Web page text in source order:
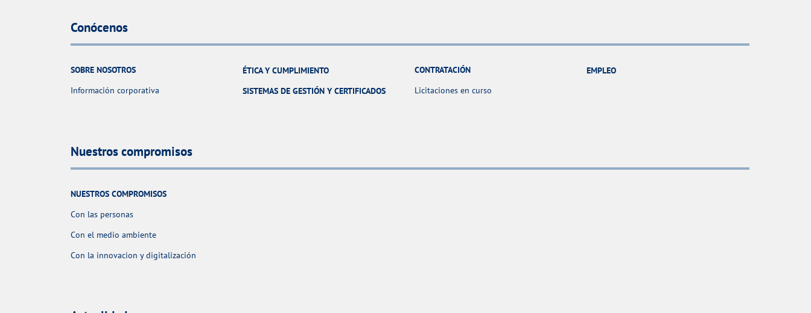
Conócenos
SOBRE NOSOTROS
Información corporativa
ÉTICA Y CUMPLIMIENTO
SISTEMAS DE GESTIÓN Y CERTIFICADOS
CONTRATACIÓN
Licitaciones en curso
EMPLEO
Nuestros compromisos
NUESTROS COMPROMISOS
Con las personas
Con el medio ambiente
Con la innovacion y digitalización